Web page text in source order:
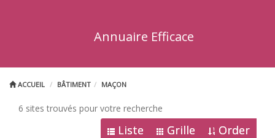
Annuaire Efficace
ACCUEIL BÂTIMENT MAÇON
6 sites trouvés pour votre recherche
Liste Grille Order